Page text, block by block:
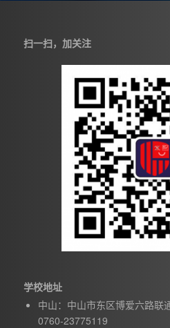
扫一扫，加关注
学校地址
中山：中山市东区博爱六路联
0760-23775119